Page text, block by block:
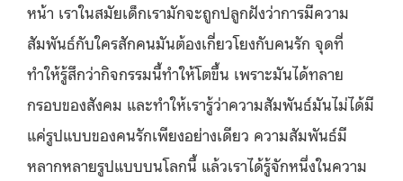
หน้า เราในสมัยเด็กเรามักจะถูกปลูกฝังว่าการมีความ
สัมพันธ์กับใครสักคนมันต้องเกี่ยวโยงกับคนรัก จุดที่
ทำให้รู้สึกว่ากิจกรรมนี้ทำให้โตขึ้น เพราะมันได้ทลาย
กรอบของสังคม และทำให้เรารู้ว่าความสัมพันธ์มันไม่ได้มี
แค่รูปแบบของคนรักเพียงอย่างเดียว ความสัมพันธ์มี
หลากหลายรูปแบบบนโลกนี้ แล้วเราได้รู้จักหนึ่งในความ